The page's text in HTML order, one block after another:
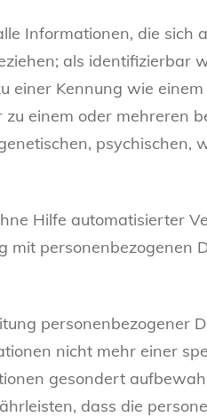
Informationen, die
als
einer Kennung wie
zu einem oder
Hilfe automatisierter
mit
personenbezogener
nicht mehr einer
gesondert
dass die